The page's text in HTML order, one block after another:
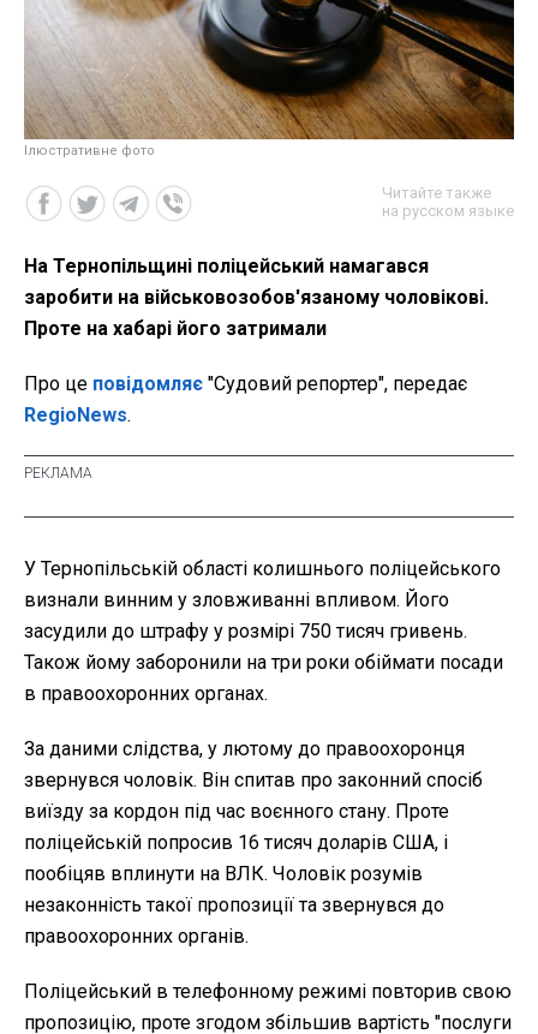
Ілюстративне фото
Читайте также
на русском языке
На Тернопільщині поліцейський намагався
заробити на військовозобов'язаному чоловікові.
Проте на хабарі його затримали
Про це повідомляє "Судовий репортер", передає
RegioNews.
У Тернопільській області колишнього поліцейського
визнали винним у зловживанні впливом. Його
засудили до штрафу у розмірі 750 тисяч гривень.
Також йому заборонили на три роки обіймати посади
в правоохоронних органах.
За даними слідства, у лютому до правоохоронця
звернувся чоловік. Він спитав про законний спосіб
виїзду за кордон під час воєнного стану. Проте
поліцейській попросив 16 тисяч доларів США, і
пообіцяв вплинути на ВЛК. Чоловік розумів
незаконність такої пропозиції та звернувся до
правоохоронних органів.
Поліцейський в телефонному режимі повторив свою
пропозицію, проте згодом збільшив вартість "послуги